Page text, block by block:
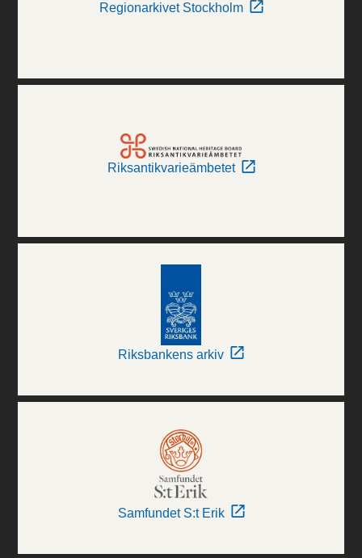
Regionarkivet Stockholm
Riksantikvarieämbetet
Riksbankens arkiv
Samfundet S:t Erik